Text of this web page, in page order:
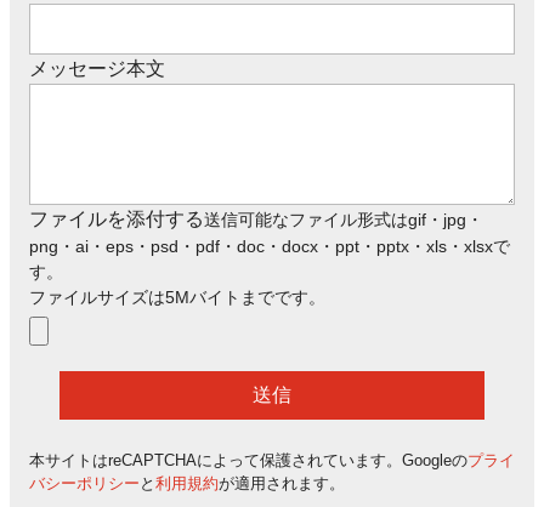
メッセージ本文
ファイルを添付する送信可能なファイル形式はgif・jpg・
png・ai・eps・psd・pdf・doc・docx・ppt・pptx・xls・xlsxで
す。
ファイルサイズは5Mバイトまでです。
本サイトはreCAPTCHAによって保護されています。Googleのプライ
バシーポリシー と 利用規約が適用されます。